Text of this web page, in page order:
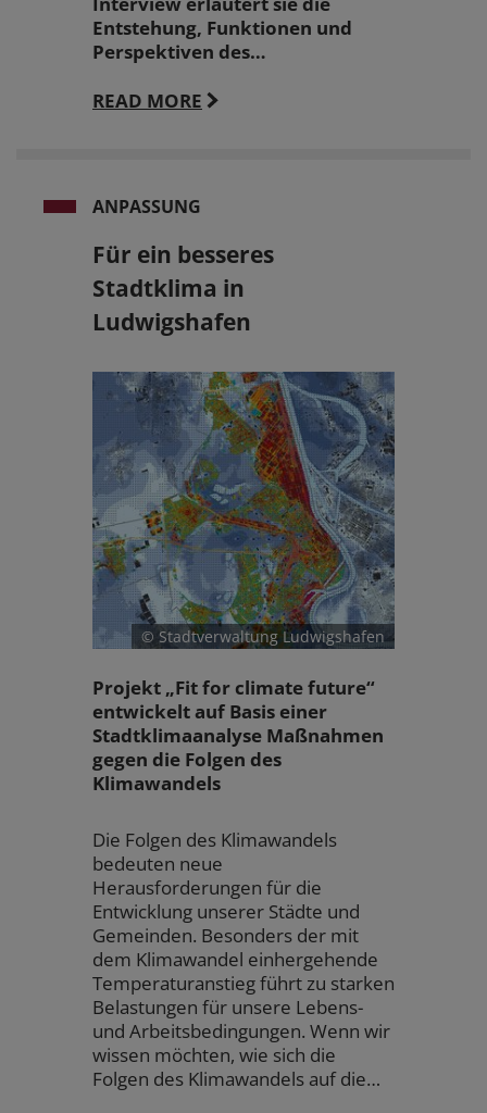
Entstehung, Funktionen und
Perspektiven des…
READ MORE
ANPASSUNG
Für ein besseres
Stadtklima in
Ludwigshafen
© Stadtverwaltung Ludwigshafen
Projekt „Fit for climate future“
entwickelt auf Basis einer
Stadtklimaanalyse Maßnahmen
gegen die Folgen des
Klimawandels
Die Folgen des Klimawandels
bedeuten neue
Herausforderungen für die
Entwicklung unserer Städte und
Gemeinden. Besonders der mit
dem Klimawandel einhergehende
Temperaturanstieg führt zu starken
Belastungen für unsere Lebens-
und Arbeitsbedingungen. Wenn wir
wissen möchten, wie sich die
Folgen des Klimawandels auf die…